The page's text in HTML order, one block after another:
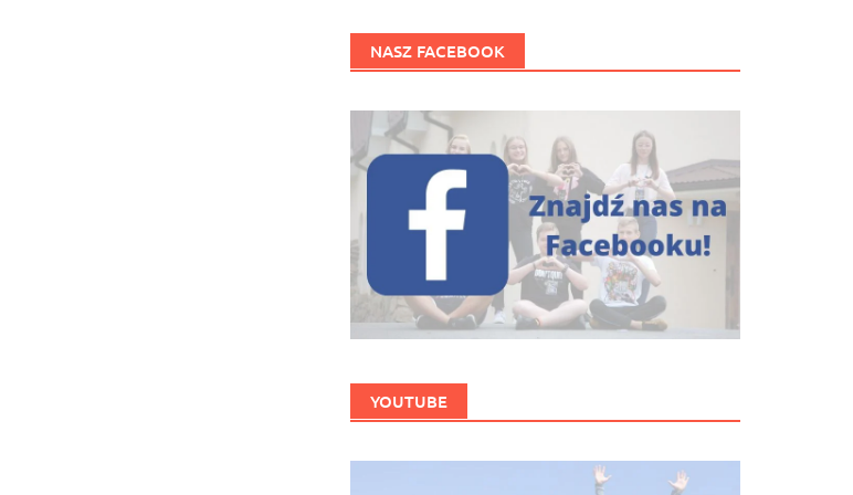
NASZ FACEBOOK
YOUTUBE